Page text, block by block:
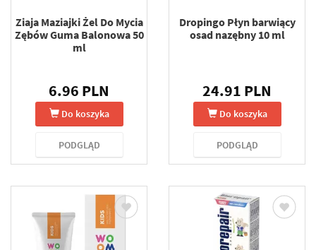
Ziaja Maziajki Żel Do Mycia
Zębów Guma Balonowa 50
ml
6.96 PLN
Do koszyka
PODGLĄD
Dropingo Płyn barwiący
osad nazębny 10 ml
24.91 PLN
Do koszyka
PODGLĄD